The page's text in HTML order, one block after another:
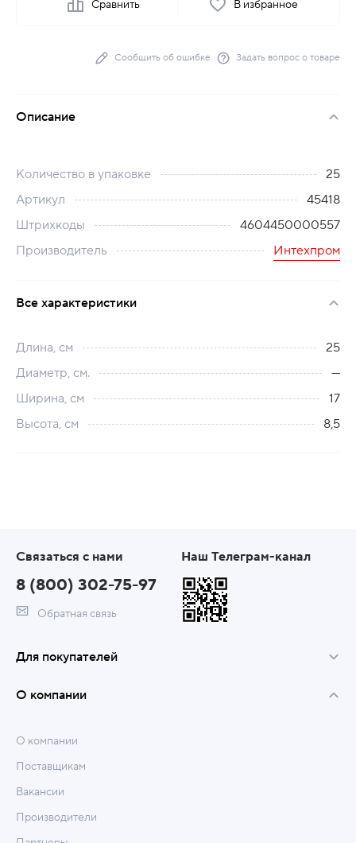
Сравнить В избранное
Сообщить об ошибке Задать вопрос о товаре
Описание
Количество в упаковке
25
Артикул
45418
Штрихкоды
4604450000557
Производитель
Интехпром
Все характеристики
Длина, см
25
Диаметр, см.
---
Ширина, см
17
Высота, см
8,5
Связаться с нами
8 (800) 302-75-97
Обратная связь
Наш Телеграм-канал
Для покупателей
О компании
О компании
Поставщикам
Вакансии
Производители